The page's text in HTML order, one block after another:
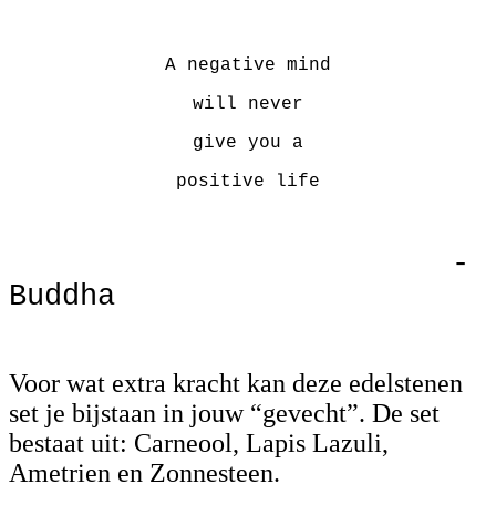
A negative mind
will never
give you a
positive life
-
Buddha
Voor wat extra kracht kan deze edelstenen
set je bijstaan in jouw “gevecht”. De set
bestaat uit: Carneool, Lapis Lazuli,
Ametrien en Zonnesteen.